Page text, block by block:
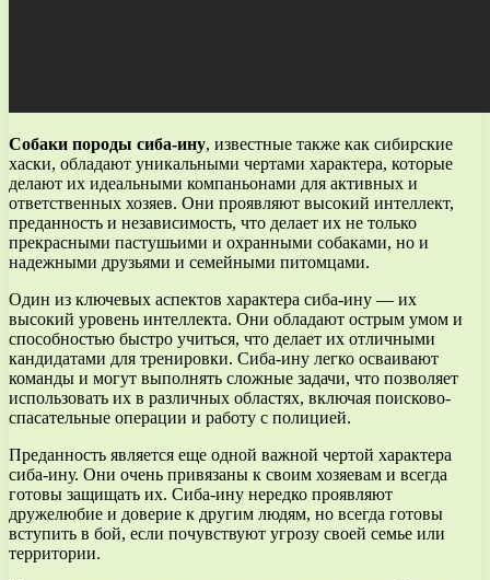
Собаки породы сиба-ину, известные также как сибирские
хаски, обладают уникальными чертами характера, которые
делают их идеальными компаньонами для активных и
ответственных хозяев. Они проявляют высокий интеллект,
преданность и независимость, что делает их не только
прекрасными пастушьими и охранными собаками, но и
надежными друзьями и семейными питомцами.
Один из ключевых аспектов характера сиба-ину — их
высокий уровень интеллекта. Они обладают острым умом и
способностью быстро учиться, что делает их отличными
кандидатами для тренировки. Сиба-ину легко осваивают
команды и могут выполнять сложные задачи, что позволяет
использовать их в различных областях, включая поисково-
спасательные операции и работу с полицией.
Преданность является еще одной важной чертой характера
сиба-ину. Они очень привязаны к своим хозяевам и всегда
готовы защищать их. Сиба-ину нередко проявляют
дружелюбие и доверие к другим людям, но всегда готовы
вступить в бой, если почувствуют угрозу своей семье или
территории.